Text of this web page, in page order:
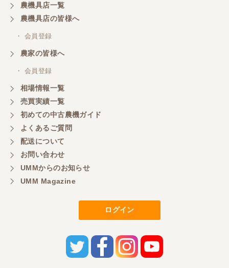
農機具店一覧
農機具店の皆様へ
・ 会員登録
農家の皆様へ
・ 会員登録
相場情報一覧
売買実績一覧
初めての中古農機ガイド
よくあるご質問
配送について
お問い合わせ
UMMからのお知らせ
UMM Magazine
ログイン